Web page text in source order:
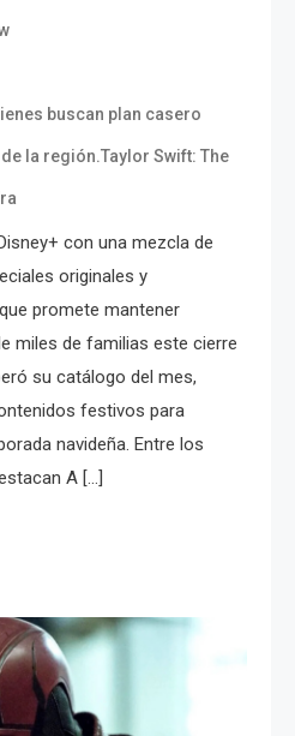
buscan plan casero
la región.Taylor Swift: The
con una mezcla de
originales y
promete mantener
miles de familias este cierre
su catálogo del mes,
festivos para
navideña. Entre los
A […]